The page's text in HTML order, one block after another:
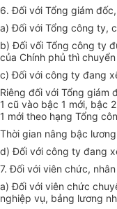
6. Đối với Tổng giám
a) Đối với Tổng công ty,
b) Đối vối Tổng công ty
của Chính phủ thì
c) Đối với công ty đang
Riêng đối với Tổng giám
1 cũ vào bậc 1 mới, bậc
1 mới theo hạng Tổng
Thời gian nâng bậc
d) Đối với công ty đang
7. Đối với viên chức,
a) Đối với viên chức
nghiệp vụ, bảng lương